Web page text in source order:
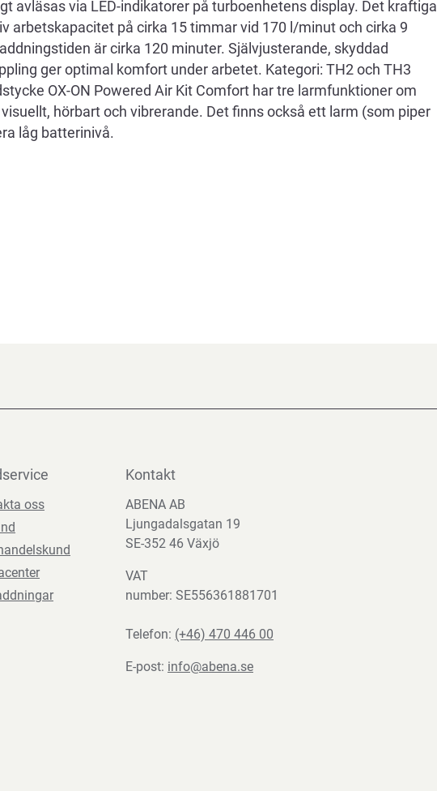
avläsas via LED-indikatorer på turboenhetens display. Det kraftiga
arbetskapacitet på cirka 15 timmar vid 170 l/minut och cirka 9
är cirka 120 minuter. Självjusterande, skyddad
ger optimal komfort under arbetet. Kategori: TH2 och TH3
OX-ON Powered Air Kit Comfort har tre larmfunktioner om
hörbart och vibrerande. Det finns också ett larm (som piper
låg batterinivå.
oss
Kontakt
ABENA AB
Ljungadalsgatan 19
SE-352 46 Växjö
VAT
number: SE556361881701
Telefon: (+46) 470 446 00
E-post: info@abena.se